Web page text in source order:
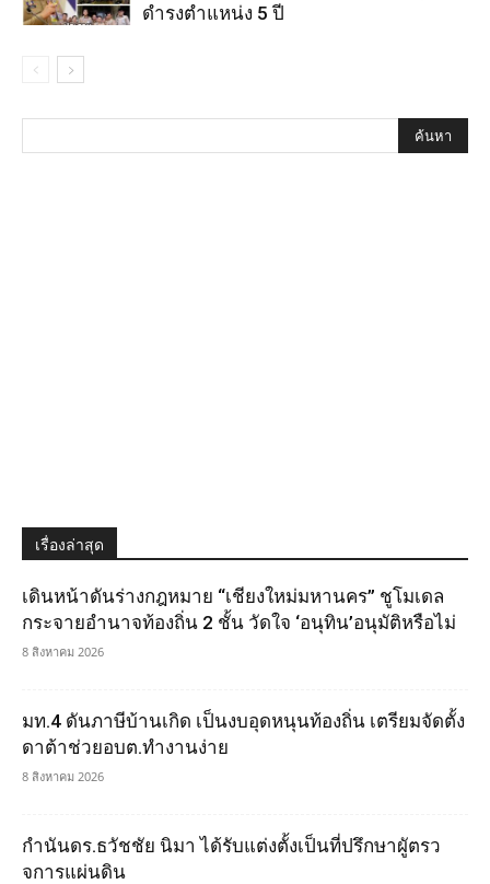
ดำรงตำแหน่ง 5 ปี
เรื่องล่าสุด
เดินหน้าดันร่างกฎหมาย “เชียงใหม่มหานคร” ชูโมเดล
กระจายอำนาจท้องถิ่น 2 ชั้น วัดใจ ‘อนุทิน’อนุมัติหรือไม่
8 สิงหาคม 2026
มท.4 ดันภาษีบ้านเกิด เป็นงบอุดหนุนท้องถิ่น เตรียมจัดตั้ง
ดาต้าช่วยอบต.ทำงานง่าย
8 สิงหาคม 2026
กำนันดร.ธวัชชัย นิมา ได้รับแต่งตั้งเป็นที่ปรึกษาผูัตรว
จการแผ่นดิน